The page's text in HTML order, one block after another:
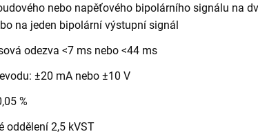
nebo napěťového bipolárního signálu na
na jeden bipolární výstupní signál
odezva <7 ms nebo <44 ms
±20 mA nebo ±10 V
%
oddělení 2,5 kVST